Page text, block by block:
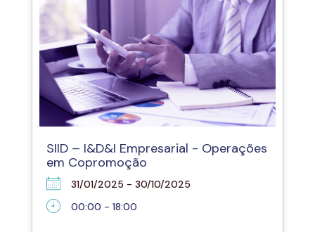
SIID – I&D&I Empresarial - Operações
em Copromoção
31/01/2025 - 30/10/2025
00:00 - 18:00